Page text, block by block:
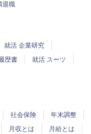
退職
就活 企業研究
歴書
就活 スーツ
社会保険
年末調整
月収とは
月給とは